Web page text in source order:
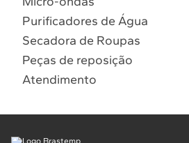
Purificadores de Água
Secadora de Roupas
Peças de reposição
Atendimento